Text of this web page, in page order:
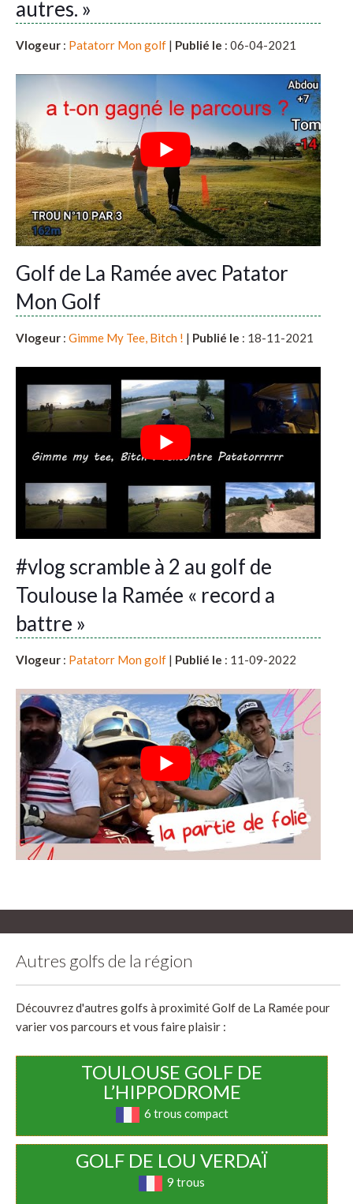
autres. »
Vlogeur : Patatorr Mon golf | Publié le : 06-04-2021
Golf de La Ramée avec Patator
Mon Golf
Vlogeur : Gimme My Tee, Bitch ! | Publié le : 18-11-2021
#vlog scramble à 2 au golf de
Toulouse la Ramée « record a
battre »
Vlogeur : Patatorr Mon golf | Publié le : 11-09-2022
Autres golfs de la région
Découvrez d'autres golfs à proximité Golf de La Ramée pour
varier vos parcours et vous faire plaisir :
TOULOUSE GOLF DE
L’HIPPODROME
6 trous compact
GOLF DE LOU VERDAÏ
9 trous